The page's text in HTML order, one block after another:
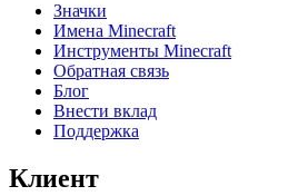
Значки
Имена Minecraft
Инструменты Minecraft
Обратная связь
Блог
Внести вклад
Поддержка
Клиент